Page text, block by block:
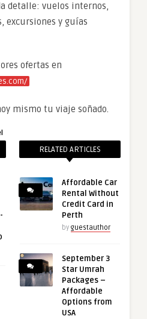
detalle: vuelos internos,
excursiones y guías
ofertas en
mismo tu viaje soñado.
RELATED ARTICLES
Affordable Car
Rental Without
Credit Card in
Perth
by guestauthor
September 3
Star Umrah
Packages –
Affordable
Options from
USA